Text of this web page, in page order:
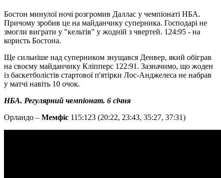
Бостон минулої ночі розгромив Даллас у чемпіонаті НБА.
Причому зробив це на майданчику суперника. Господарі не
змогли виграти у "кельтів" у жодній з чвертей. 124:95 - на
користь Бостона.
Ще сильніше над суперником знущався Денвер, який обіграв
на своєму майданчику Кліпперс 122:91. Зазначимо, що жоден
із баскетболістів стартової п'ятірки Лос-Анджелеса не набрав
у матчі навіть 10 очок.
НБА. Регулярний чемпіонат. 6 січня
Орландо – Мемфіс 115:123 (20:22, 23:43, 35:27, 37:31)